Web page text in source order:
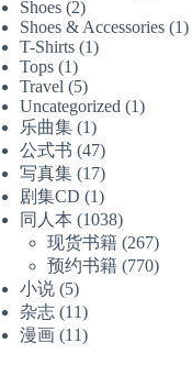
Shoes (2)
Shoes & Accessories (1)
T-Shirts (1)
Tops (1)
Travel (5)
Uncategorized (1)
乐曲集 (1)
公式书 (47)
写真集 (17)
剧集CD (1)
同人本 (1038)
现货书籍 (267)
预约书籍 (770)
小说 (5)
杂志 (11)
漫画 (11)